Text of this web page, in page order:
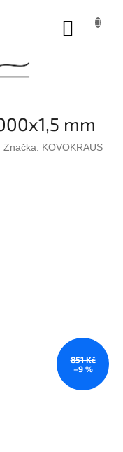
mm
Značka: KOVOKRAUS
851 Kč
–9 %